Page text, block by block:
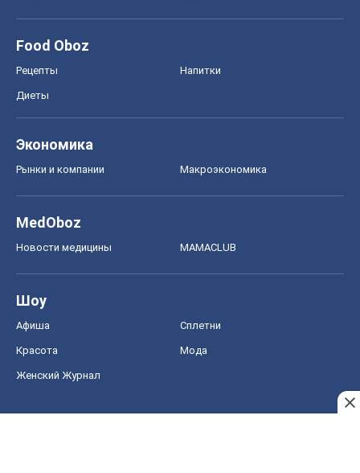
Food Oboz
Рецепты Напитки
Диеты
Экономика
Рынки и компании Mакроэкономика
MedOboz
Новости медицины MAMACLUB
Шоу
Афиша Сплетни
Красота Мода
Женский Журнал